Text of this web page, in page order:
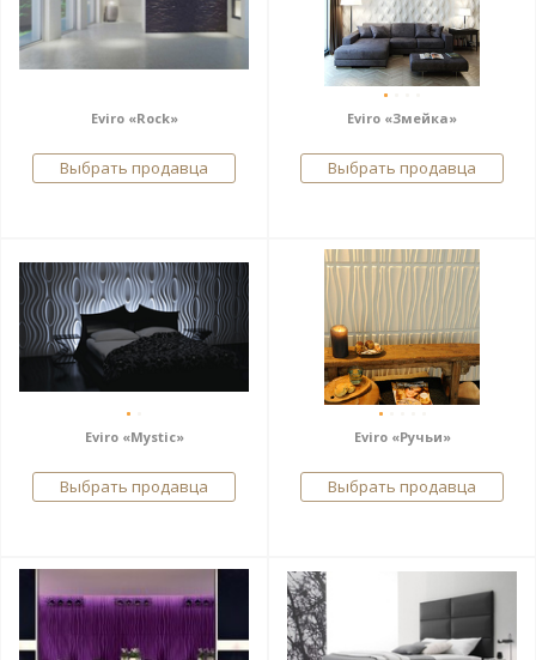
Eviro «Rock»
Выбрать продавца
Eviro «Змейка»
Выбрать продавца
Eviro «Mystic»
Выбрать продавца
Eviro «Ручьи»
Выбрать продавца